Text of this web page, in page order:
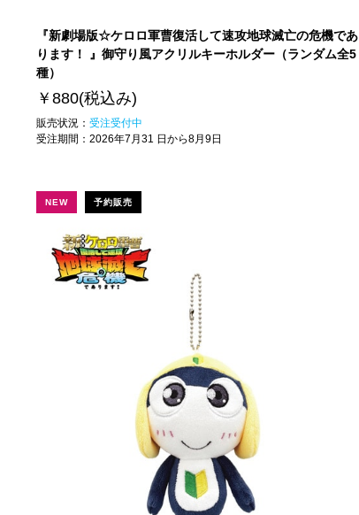
『新劇場版☆ケロロ軍曹復活して速攻地球滅亡の危機であ
ります！ 』御守り風アクリルキーホルダー（ランダム全5
種）
￥880(税込み)
販売状況： 受注受付中
受注期間： 2026年7月31 日から8月9日
NEW 予約販売